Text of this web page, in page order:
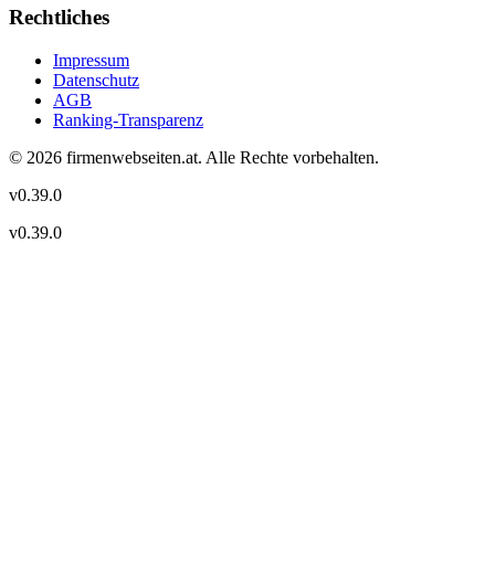
Rechtliches
Impressum
Datenschutz
AGB
Ranking-Transparenz
© 2026 firmenwebseiten.at. Alle Rechte vorbehalten.
v0.39.0
v0.39.0